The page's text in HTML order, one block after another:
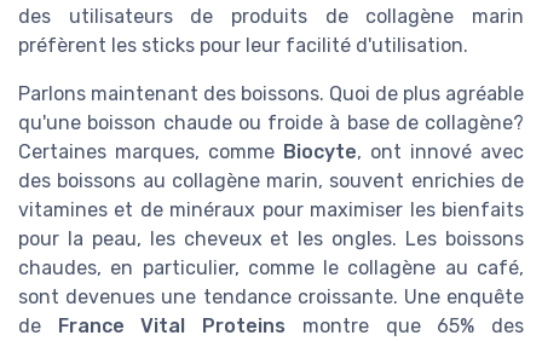
des utilisateurs de produits de collagène marin
préfèrent les sticks pour leur facilité d'utilisation.
Parlons maintenant des boissons. Quoi de plus agréable
qu'une boisson chaude ou froide à base de collagène?
Certaines marques, comme Biocyte, ont innové avec
des boissons au collagène marin, souvent enrichies de
vitamines et de minéraux pour maximiser les bienfaits
pour la peau, les cheveux et les ongles. Les boissons
chaudes, en particulier, comme le collagène au café,
sont devenues une tendance croissante. Une enquête
de France Vital Proteins montre que 65% des